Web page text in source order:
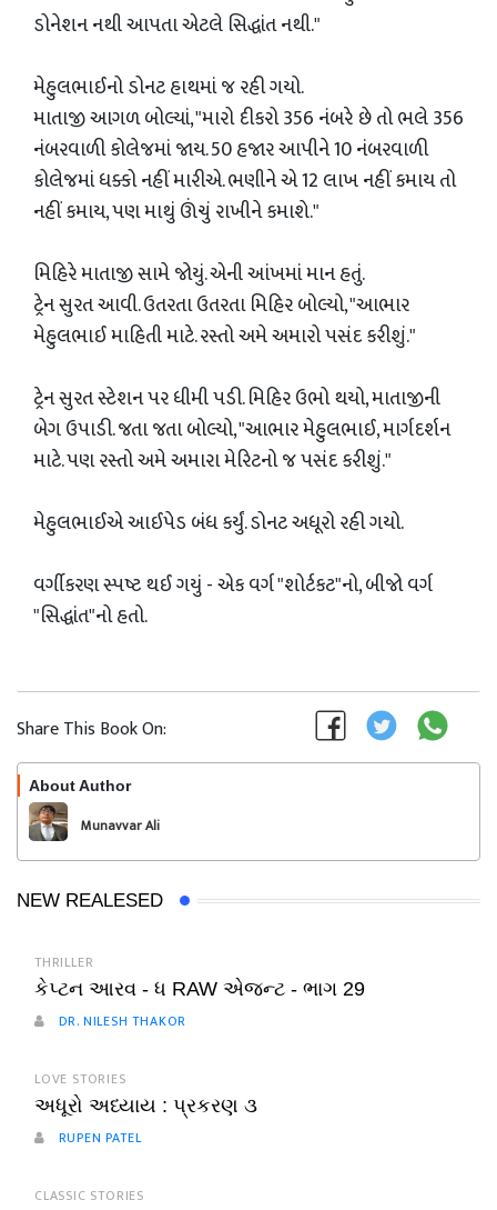
ડોનેશન નથી આપતા એટલે સિદ્ધાંત નથી."
મેહુલભાઈનો ડોનટ હાથમાં જ રહી ગયો.
માતાજી આગળ બોલ્યાં, "મારો દીકરો 356 નંબરે છે તો ભલે 356
નંબરવાળી કોલેજમાં જાય. 50 હજાર આપીને 10 નંબરવાળી
કોલેજમાં ધક્કો નહીં મારીએ. ભણીને એ 12 લાખ નહીં કમાય તો
નહીં કમાય, પણ માથું ઊંચું રાખીને કમાશે."
મિહિરે માતાજી સામે જોયું. એની આંખમાં માન હતું.
ટ્રેન સુરત આવી. ઉતરતા ઉતરતા મિહિર બોલ્યો, "આભાર
મેહુલભાઈ માહિતી માટે. રસ્તો અમે અમારો પસંદ કરીશું."
ટ્રેન સુરત સ્ટેશન પર ધીમી પડી. મિહિર ઉભો થયો, માતાજીની
બેગ ઉપાડી. જતા જતા બોલ્યો, "આભાર મેહુલભાઈ, માર્ગદર્શન
માટે. પણ રસ્તો અમે અમારા મેરિટનો જ પસંદ કરીશું."
મેહુલભાઈએ આઈપેડ બંધ કર્યું. ડોનટ અધૂરો રહી ગયો.
વર્ગીકરણ સ્પષ્ટ થઈ ગયું - એક વર્ગ "શોર્ટકટ"નો, બીજો વર્ગ
"સિદ્ધાંત"નો હતો.
Share This Book On:
About Author
Munavvar Ali
NEW REALESED
THRILLER
કેપ્ટન આરવ - ધ RAW એજન્ટ - ભાગ 29
DR. NILESH THAKOR
LOVE STORIES
અધૂરો અધ્યાય : પ્રકરણ ૩
RUPEN PATEL
CLASSIC STORIES